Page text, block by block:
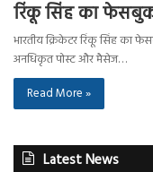
रिंकू सिंह का
भारतीय क्रिकेटर रिंकू सिंह का
अनधिकृत पोस्ट और मैसेज…
Read More »
Latest News